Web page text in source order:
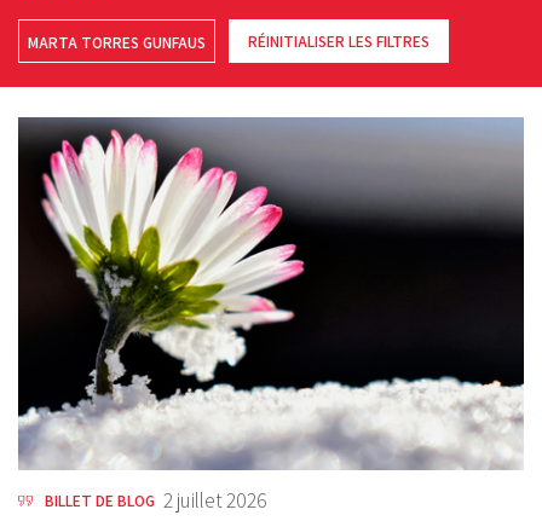
MARTA TORRES GUNFAUS RÉINITIALISER LES FILTRES
BILLET DE BLOG 2 juillet 2026